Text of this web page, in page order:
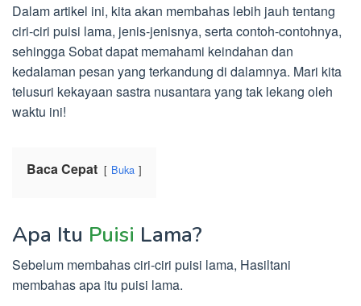
Dalam artikel ini, kita akan membahas lebih jauh tentang
ciri-ciri puisi lama, jenis-jenisnya, serta contoh-contohnya,
sehingga Sobat dapat memahami keindahan dan
kedalaman pesan yang terkandung di dalamnya. Mari kita
telusuri kekayaan sastra nusantara yang tak lekang oleh
waktu ini!
Baca Cepat Buka
Apa Itu Puisi Lama?
Sebelum membahas ciri-ciri puisi lama, Hasiltani
membahas apa itu puisi lama.